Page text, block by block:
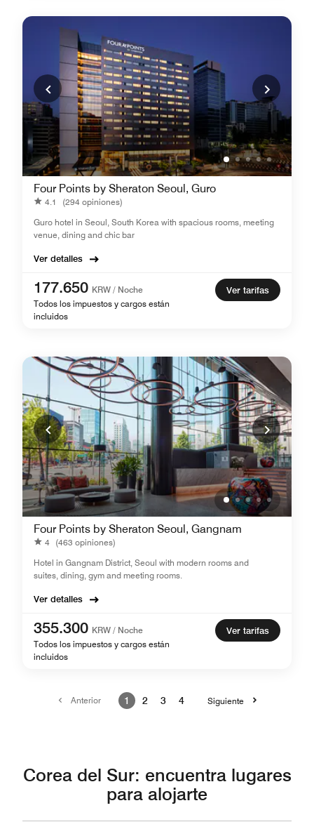
Four Points by Sheraton Seoul, Guro
4.1
(294 opiniones)
Guro hotel in Seoul, South Korea with spacious rooms, meeting
venue, dining and chic bar
Ver detalles
177.650 KRW / Noche
Todos los impuestos y cargos están
incluidos
Ver tarifas
Four Points by Sheraton Seoul, Gangnam
4 (463 opiniones)
Hotel in Gangnam District, Seoul with modern rooms and
suites, dining, gym and meeting rooms.
Ver detalles
355.300 KRW / Noche
Todos los impuestos y cargos están
incluidos
Ver tarifas
Anterior 1 2 3 4 Siguiente
Corea del Sur: encuentra lugares
para alojarte